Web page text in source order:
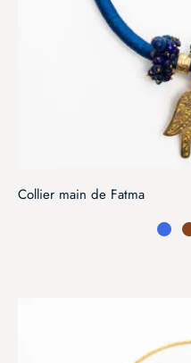
Collier main de Fatma